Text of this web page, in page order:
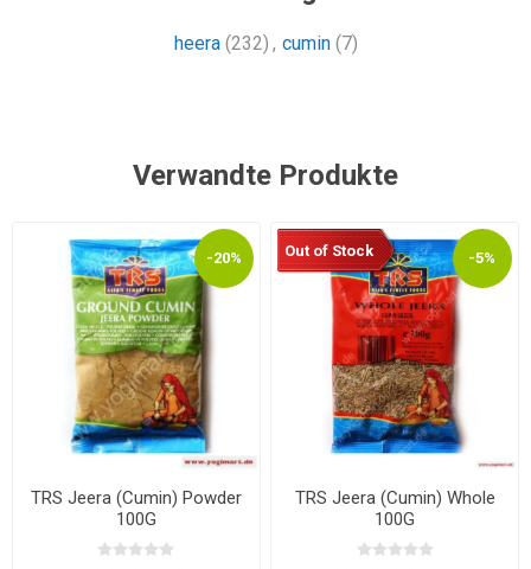
heera (232) , cumin (7)
Verwandte Produkte
-20%
TRS Jeera (Cumin) Powder
100G
-5%
Out of Stock
TRS Jeera (Cumin) Whole
100G